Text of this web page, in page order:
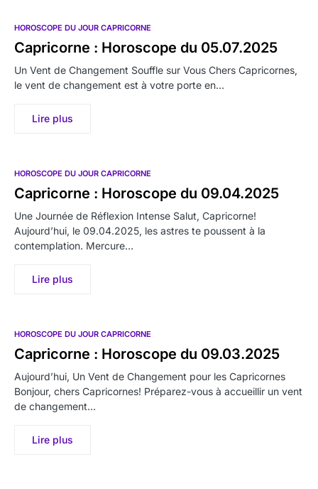
HOROSCOPE DU JOUR CAPRICORNE
Capricorne : Horoscope du 05.07.2025
Un Vent de Changement Souffle sur Vous Chers Capricornes,
le vent de changement est à votre porte en…
Lire plus
HOROSCOPE DU JOUR CAPRICORNE
Capricorne : Horoscope du 09.04.2025
Une Journée de Réflexion Intense Salut, Capricorne!
Aujourd’hui, le 09.04.2025, les astres te poussent à la
contemplation. Mercure…
Lire plus
HOROSCOPE DU JOUR CAPRICORNE
Capricorne : Horoscope du 09.03.2025
Aujourd’hui, Un Vent de Changement pour les Capricornes
Bonjour, chers Capricornes! Préparez-vous à accueillir un vent
de changement…
Lire plus